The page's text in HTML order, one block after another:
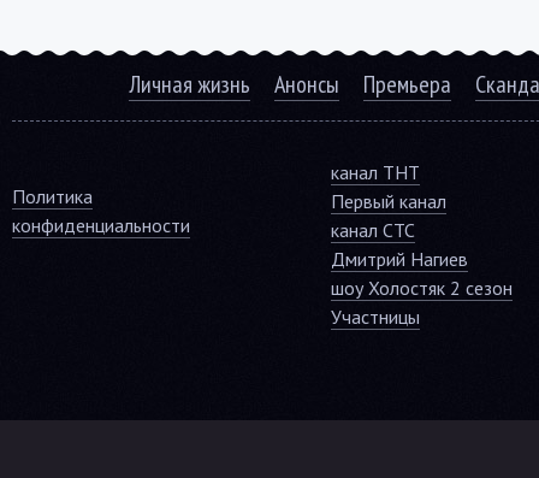
Личная жизнь Анонсы Премьера
Политика
конфиденциальности
канал ТНТ
Первый канал
канал СТС
Дмитрий Нагиев
шоу Холостяк 2 сезон
Участницы